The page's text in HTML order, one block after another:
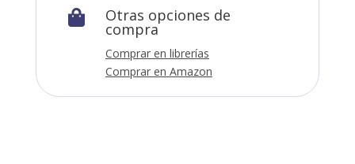
 Otras opciones de
compra
Comprar en librerías
Comprar en Amazon